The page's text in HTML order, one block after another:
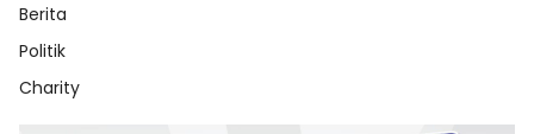
Berita
Politik
Charity